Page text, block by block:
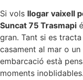
Si vols llogar vaixell
Suncat 75 Trasmapi
gran. Tant si es
casament al mar o un
embarcació està
moments inoblidables.